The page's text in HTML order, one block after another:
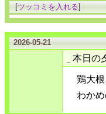
[ツッコミを入れる]
2026-05-21
本日の
鶏大
わか